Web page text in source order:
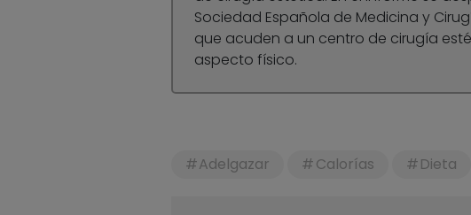
Sociedad Española de Medicina y
que acuden a un centro de cirugía
aspecto físico.
Adelgazar Calorías Dieta